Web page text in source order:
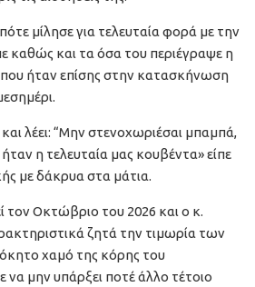
μίλησε για τελευταία φορά με την
καθώς και τα όσα του περιέγραψε η
ήταν επίσης στην κατασκήνωση
λέει: “Μην στενοχωριέσαι μπαμπά,
η τελευταία μας κουβέντα» είπε
με δάκρυα στα μάτια.
τον Οκτώβριο του 2026 και ο κ.
ζητά την τιμωρία των
χαμό της κόρης του
να μην υπάρξει ποτέ άλλο τέτοιο